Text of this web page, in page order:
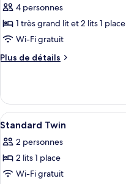
Accessible
Twin
les
photos
pour
ce
chambre :
Family
King
and
Twin
4 personnes
1 très grand lit et 2 lits 1 place
Wi-Fi gratuit
Plus de détails
Plus
le
type
de
Family
King
Twin
Afficher
toutes
les
photos
pour
10
Standard Twin
2 personnes
2 lits 1 place
Wi-Fi gratuit